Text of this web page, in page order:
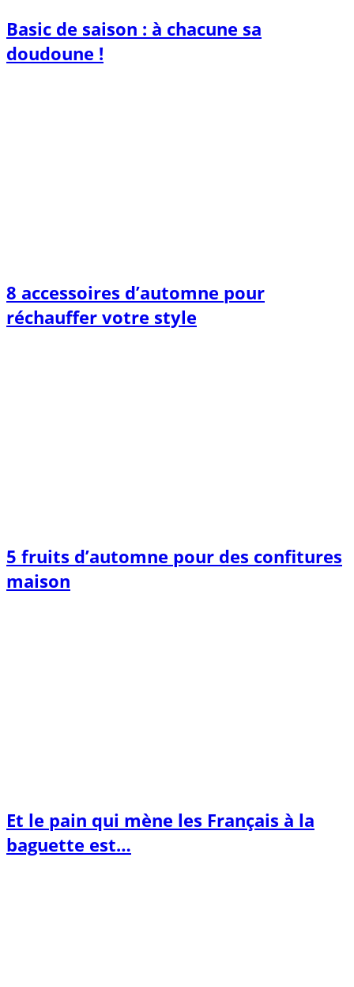
Basic de saison : à chacune sa
doudoune !
8 accessoires d’automne pour
réchauffer votre style
5 fruits d’automne pour des confitures
maison
Et le pain qui mène les Français à la
baguette est…